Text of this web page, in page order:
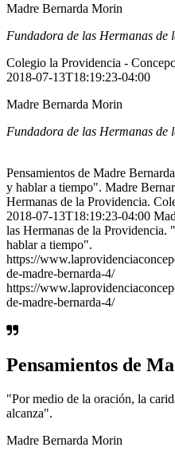
Madre Bernarda Morin
Fundadora de las Hermanas de
Colegio la Providencia -
2018-07-13T18:19:23-04:00
Madre Bernarda Morin
Fundadora de las Hermanas de
Pensamientos de Madre
y hablar a tiempo". Madre
Hermanas de la Providencia.
2018-07-13T18:19:23-04:00
las Hermanas de la Providencia.
hablar a tiempo".
https://
de-madre-bernarda-4/
https://
de-madre-bernarda-4/
Pensamientos de
"Por medio de la oración, la
alcanza".
Madre Bernarda Morin